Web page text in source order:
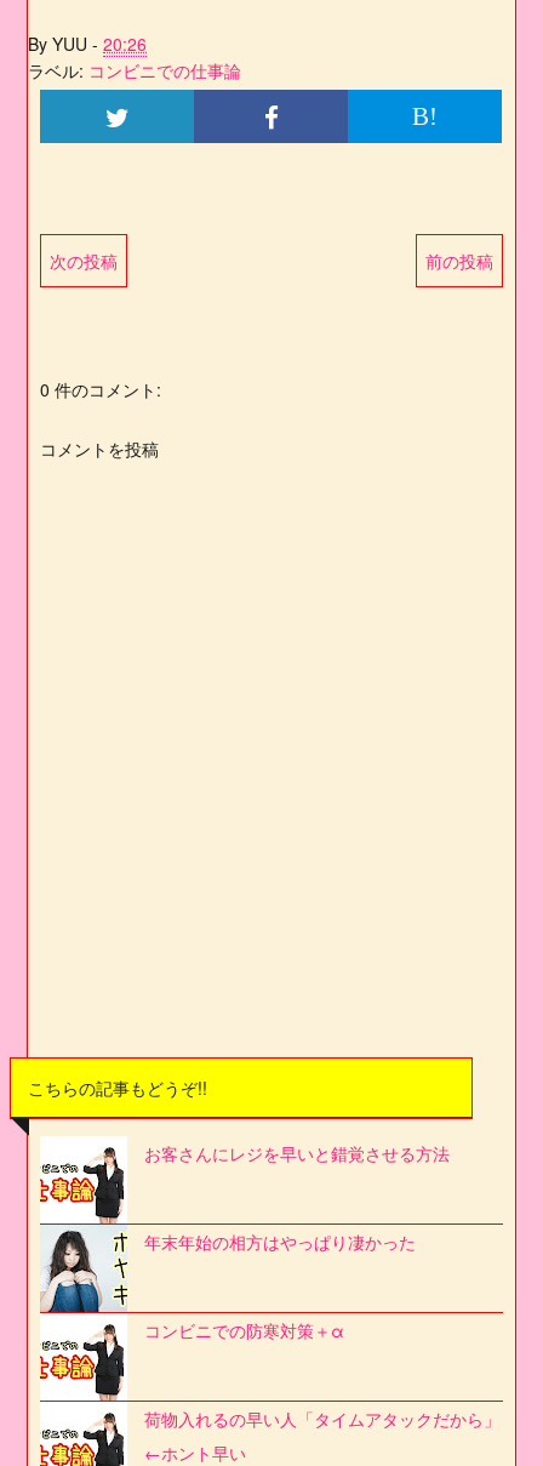
ByYUU -20:26
ラベル: コンビニでの仕事論
B!
次の投稿 前の投稿
0 件のコメント:
コメントを投稿
こちらの記事もどうぞ!!
お客さんにレジを早いと錯覚させる方法
年末年始の相方はやっぱり凄かった
コンビニでの防寒対策＋α
荷物入れるの早い人「タイムアタックだから」
←ホント早い